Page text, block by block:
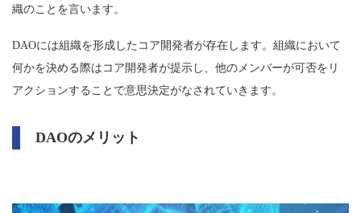
織のことを言います。
DAOには組織を形成したコア開発者が存在します。組織において
何かを決める際はコア開発者が提示し、他のメンバーが可否をリ
アクションすることで意思決定がなされていきます。
DAOのメリット